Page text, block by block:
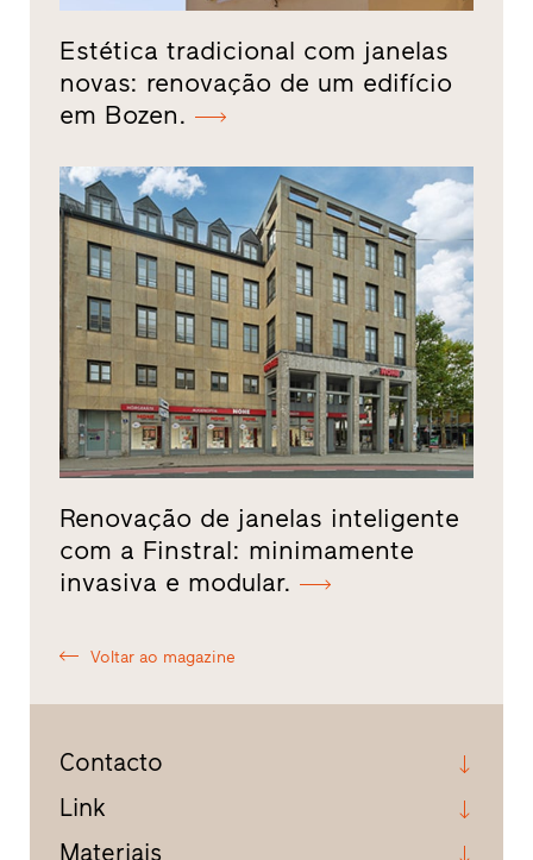
Estética tradicional com janelas
novas: renovação de um edifício
em Bozen.
Renovação de janelas inteligente
com a Finstral: minimamente
invasiva e modular.
Voltar ao magazine
Contacto
Link
Materiais